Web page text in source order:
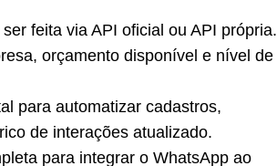
ser feita via API oficial ou API própria.
orçamento disponível e nível de
para automatizar cadastros,
de interações atualizado.
para integrar o WhatsApp ao